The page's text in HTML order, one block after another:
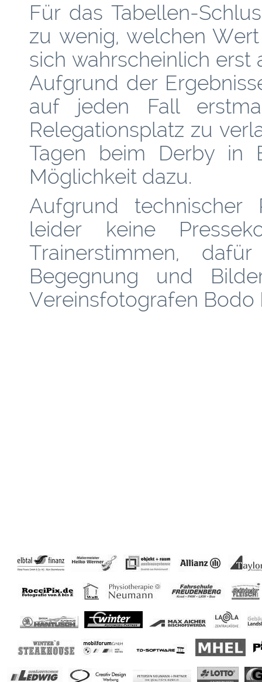
Für das Tabellen-
zu wenig, welchen
sich wahrscheinlich erst
Aufgrund der
auf jeden Fall
Relegationsplatz zu
Tagen beim Derby in
Möglichkeit dazu.
Aufgrund
leider keine
Trainerstimmen,
Begegnung und
Vereinsfotografen Bodo